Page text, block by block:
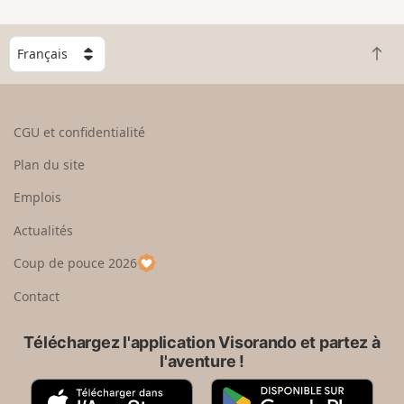
g
n
C
h
o
e
u
p
a
R
e
CGU et confidentialité
Plan du site
Emplois
Actualités
Coup de pouce 2026
Contact
Téléchargez l'application Visorando et partez à
l'aventure !
A
G